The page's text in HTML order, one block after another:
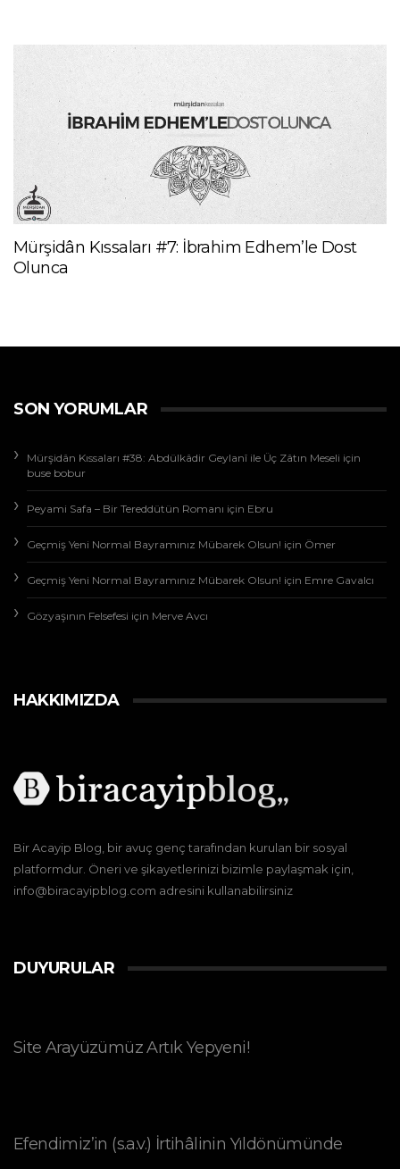
Mürşidân Kıssaları #7: İbrahim Edhem’le Dost
Olunca
SON YORUMLAR
Mürşidân Kıssaları #38: Abdülkâdir Geylanî ile Üç Zâtın Meseli için
buse bobur
Peyami Safa – Bir Tereddütün Romanı için Ebru
Geçmiş Yeni Normal Bayramınız Mübarek Olsun! için Ömer
Geçmiş Yeni Normal Bayramınız Mübarek Olsun! için Emre Gavalcı
Gözyaşının Felsefesi için Merve Avcı
HAKKIMIZDA
Bir Acayip Blog, bir avuç genç tarafından kurulan bir sosyal
platformdur. Öneri ve şikayetlerinizi bizimle paylaşmak için,
info@biracayipblog.com adresini kullanabilirsiniz
DUYURULAR
Site Arayüzümüz Artık Yepyeni!
Efendimiz’in (s.a.v.) İrtihâlinin Yıldönümünde